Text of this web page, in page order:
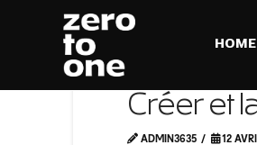
HOME
Créer et
ADMIN3635 12